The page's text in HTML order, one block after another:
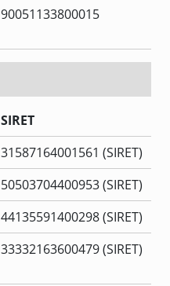
90051133800015
SIRET
31587164001561 (SIRET)
50503704400953 (SIRET)
44135591400298 (SIRET)
33332163600479 (SIRET)